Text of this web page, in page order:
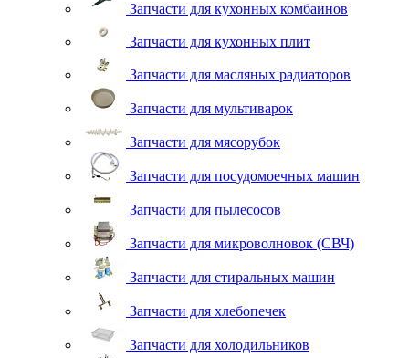
Запчасти для кухонных комбаинов
Запчасти для кухонных плит
Запчасти для масляных радиаторов
Запчасти для мультиварок
Запчасти для мясорубок
Запчасти для посудомоечных машин
Запчасти для пылесосов
Запчасти для микроволновок (СВЧ)
Запчасти для стиральных машин
Запчасти для хлебопечек
Запчасти для холодильников